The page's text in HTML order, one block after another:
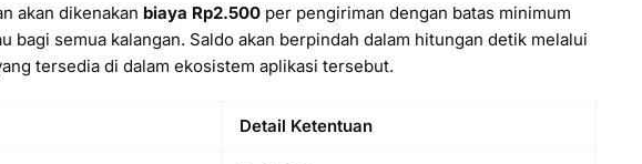
akan dikenakan biaya Rp2.500 per pengiriman dengan batas minimum
bagi semua kalangan. Saldo akan berpindah dalam hitungan detik melalui
tersedia di dalam ekosistem aplikasi tersebut.
Detail Ketentuan